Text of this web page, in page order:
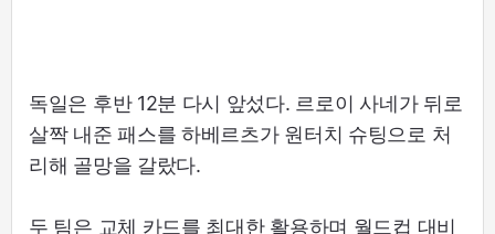
독일은 후반 12분 다시 앞섰다. 르로이 사네가 뒤로
살짝 내준 패스를 하베르츠가 원터치 슈팅으로 처
리해 골망을 갈랐다.
두 팀은 교체 카드를 최대한 활용하며 월드컵 대비